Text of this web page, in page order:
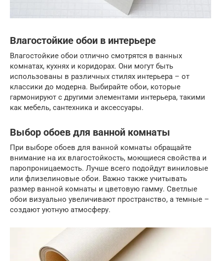
Влагостойкие обои в интерьере
Влагостойкие обои отлично смотрятся в ванных
комнатах, кухнях и коридорах. Они могут быть
использованы в различных стилях интерьера – от
классики до модерна. Выбирайте обои, которые
гармонируют с другими элементами интерьера, такими
как мебель, сантехника и аксессуары.
Выбор обоев для ванной комнаты
При выборе обоев для ванной комнаты обращайте
внимание на их влагостойкость, моющиеся свойства и
паропроницаемость. Лучше всего подойдут виниловые
или флизелиновые обои. Важно также учитывать
размер ванной комнаты и цветовую гамму. Светлые
обои визуально увеличивают пространство, а темные –
создают уютную атмосферу.